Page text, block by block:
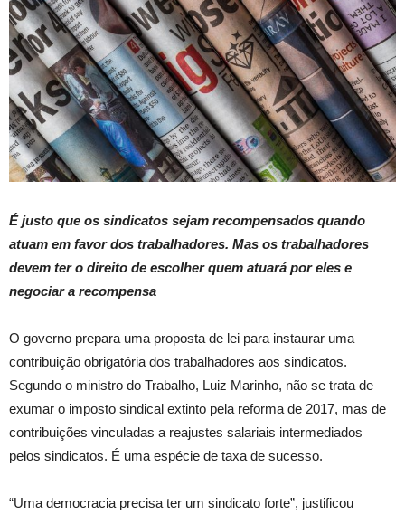
É justo que os sindicatos sejam recompensados quando
atuam em favor dos trabalhadores. Mas os trabalhadores
devem ter o direito de escolher quem atuará por eles e
negociar a recompensa
O governo prepara uma proposta de lei para instaurar uma
contribuição obrigatória dos trabalhadores aos sindicatos.
Segundo o ministro do Trabalho, Luiz Marinho, não se trata de
exumar o imposto sindical extinto pela reforma de 2017, mas de
contribuições vinculadas a reajustes salariais intermediados
pelos sindicatos. É uma espécie de taxa de sucesso.
“Uma democracia precisa ter um sindicato forte”, justificou